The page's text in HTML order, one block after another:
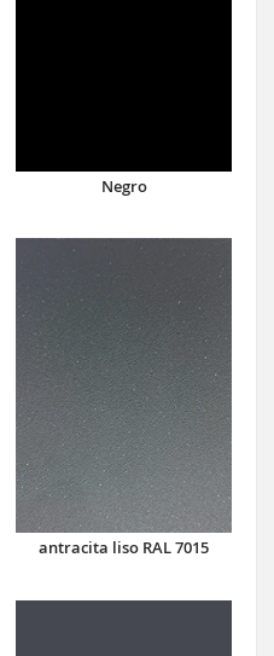
Negro
antracita liso RAL 7015